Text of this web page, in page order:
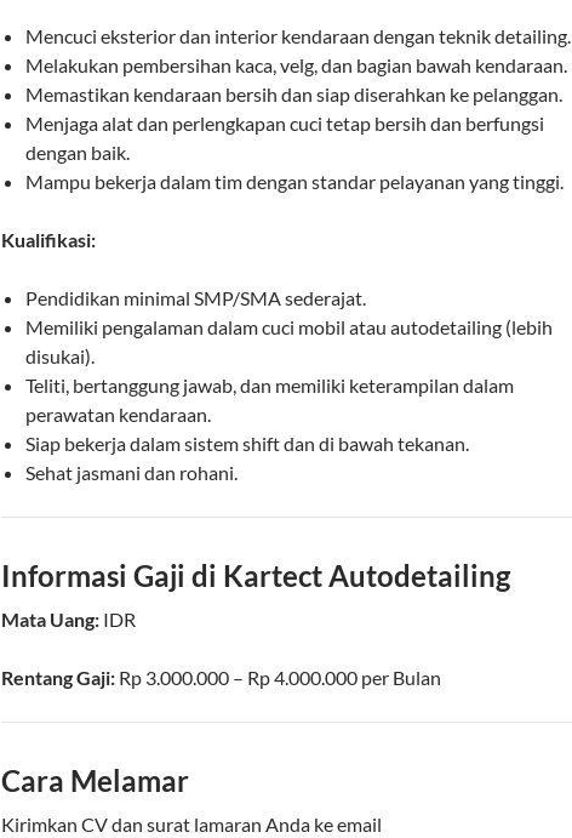
Mencuci eksterior dan interior kendaraan dengan teknik detailing.
Melakukan pembersihan kaca, velg, dan bagian bawah kendaraan.
Memastikan kendaraan bersih dan siap diserahkan ke pelanggan.
Menjaga alat dan perlengkapan cuci tetap bersih dan berfungsi
dengan baik.
Mampu bekerja dalam tim dengan standar pelayanan yang tinggi.
Kualifikasi:
Pendidikan minimal SMP/SMA sederajat.
Memiliki pengalaman dalam cuci mobil atau autodetailing (lebih
disukai).
Teliti, bertanggung jawab, dan memiliki keterampilan dalam
perawatan kendaraan.
Siap bekerja dalam sistem shift dan di bawah tekanan.
Sehat jasmani dan rohani.
Informasi Gaji di Kartect Autodetailing
Mata Uang: IDR
Rentang Gaji: Rp 3.000.000 – Rp4.000.000 per Bulan
Cara Melamar
Kirimkan CV dan surat lamaran Anda ke email